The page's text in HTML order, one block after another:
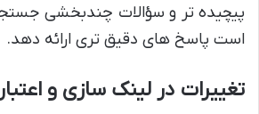
پیچیده تر و سؤالات چندبخشی
است پاسخ های دقیق تری ارائه دهد.
تغییرات در لینک سازی و